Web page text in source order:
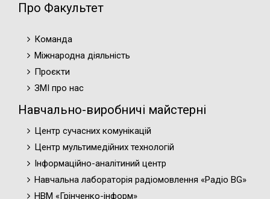
Про Факультет
Команда
Міжнародна діяльність
Проєкти
ЗМІ про нас
Навчально-виробничі майстерні
Центр сучасних комунікацій
Центр мультимедійних технологій
Інформаційно-аналітиний центр
Навчальна лабораторія радіомовлення «Радіо BG»
НВМ «Грінченко-інформ»